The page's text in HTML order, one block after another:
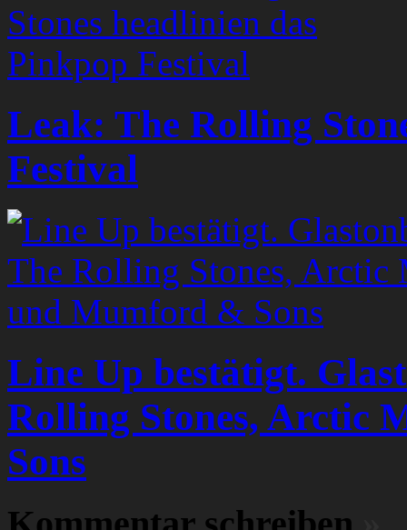
Leak: The Rolling
Festival
Line Up bestätigt.
Rolling Stones, Arctic
Sons